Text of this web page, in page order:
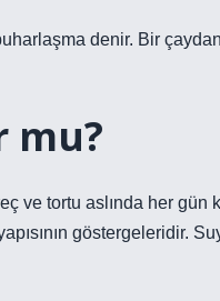
denir. Bir
mu?
ve tortu aslında her gün
göstergeleridir.